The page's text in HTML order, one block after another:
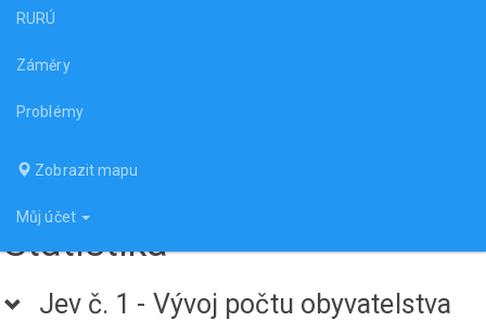
RURÚ
Záměry
Problémy
Zobrazit mapu
Můj účet
Statistika
Jev č. 1 - Vývoj počtu obyvatelstva